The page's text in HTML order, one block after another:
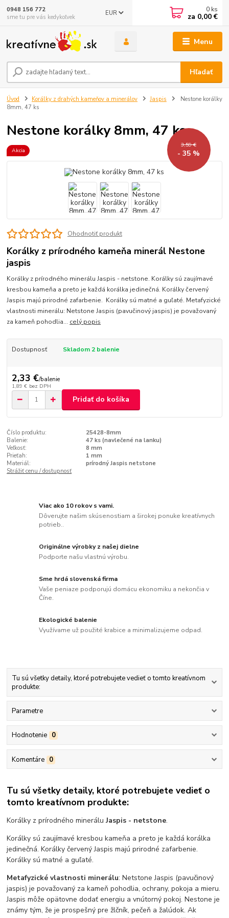
Menu
EUR
Hľadať
0948 156 772
sme tu pre vás kedykoľvek
0 ks
za 0,00 €
Úvod Korálky z drahých kameňov a minerálov Jaspis
Nestone korálky
8mm, 47 ks
Nestone korálky 8mm, 47 ks
Akcia
3,59 €
- 35 %
Ohodnotiť produkt
Korálky z prírodného kameňa minerál Nestone
jaspis
Korálky z prírodného minerálu Jaspis - netstone. Korálky sú zaujímavé
kresbou kameňa a preto je každá korálka jedinečná. Korálky červený
Jaspis majú prirodné zafarbenie. Korálky sú matné a guľaté. Metafyzické
vlastnosti minerálu: Netstone Jaspis (pavučinový jaspis) je považovaný
za kameň pohodlia... celý popis
Dostupnosť Skladom 2 balenie
2,33 €/balenie
1,89 € bez DPH
Pridať do košíka
Číslo produktu:
25428-8mm
Balenie:
47 ks (navlečené na lanku)
Veľkosť:
8 mm
Prieťah:
1 mm
Materiál:
prírodný Jaspis netstone
Strážiť cenu / dostupnosť
Viac ako 10 rokov s vami.
Dôverujte našim skúsenostiam a širokej ponuke kreatívnych
potrieb..
Originálne výrobky z našej dielne
Podporte našu vlastnú výrobu.
Sme hrdá slovenská firma
Vaše peniaze podporujú domácu ekonomiku a nekončia v
Číne.
Ekologické balenie
Využívame už použité krabice a minimalizujeme odpad.
Tu sú všetky detaily, ktoré potrebujete vedieť o tomto kreatívnom
produkte:
Parametre
Hodnotenie 0
Komentáre 0
Tu sú všetky detaily, ktoré potrebujete vedieť o
tomto kreatívnom produkte:
Korálky z prírodného mineráluJaspis - netstone.
Korálky sú zaujímavé kresbou kameňa a preto je každá korálka
jedinečná. Korálky červený Jaspis majú prirodné zafarbenie.
Korálky sú matné a guľaté.
Metafyzické vlastnosti minerálu: Netstone Jaspis (pavučinový
jaspis) je považovaný za kameň pohodlia, ochrany, pokoja a mieru.
Jaspis môže opätovne dodať energiu a vnútorný pokoj. Nestone je
známy tým, že je prospešný pre žlčník, pečeň a žalúdok. Ak